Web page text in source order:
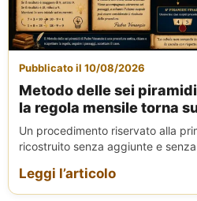
Pubblicato il 10/08/2026
Metodo delle sei
la regola mensile torna
Un procedimento riservato alla
ricostruito senza aggiunte e
Leggi l’articolo